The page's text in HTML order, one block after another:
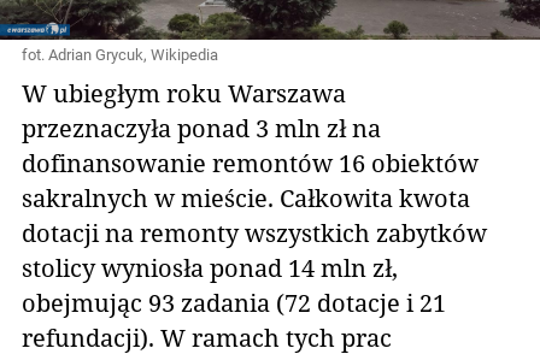
fot. Adrian Grycuk, Wikipedia
W ubiegłym roku Warszawa
przeznaczyła ponad 3 mln zł na
dofinansowanie remontów 16 obiektów
sakralnych w mieście. Całkowita kwota
dotacji na remonty wszystkich zabytków
stolicy wyniosła ponad 14 mln zł,
obejmując 93 zadania (72 dotacje i 21
refundacji). W ramach tych prac